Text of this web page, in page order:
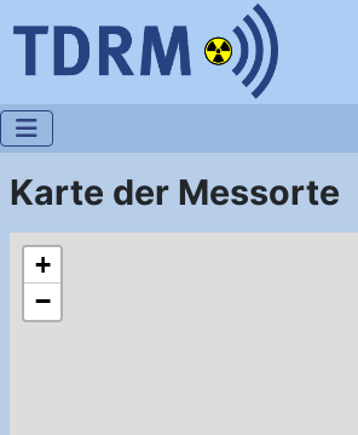
Karte der Messorte
+
−